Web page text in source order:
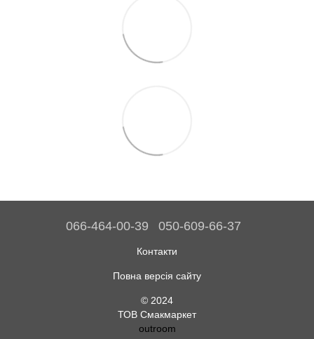
066-464-00-39 050-609-66-37
Контакти
Повна версія сайту
© 2024
ТОВ Смакмаркет
outroom